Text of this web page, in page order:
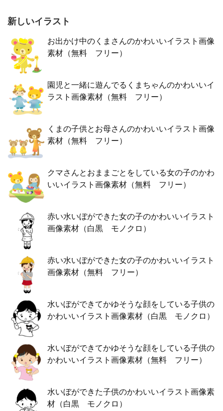
新しいイラスト
お出かけ中のくまさんのかわいいイラスト画像
素材（無料 フリー）
園児と一緒に遊んでるくまちゃんのかわいいイ
ラスト画像素材（無料 フリー）
くまの子供とお母さんのかわいいイラスト画像
素材（無料 フリー）
クマさんとおままごとをしている女の子のかわ
いいイラスト画像素材（無料 フリー）
赤い水いぼができた女の子のかわいいイラスト
画像素材（白黒 モノクロ）
赤い水いぼができた女の子のかわいいイラスト
画像素材（無料 フリー）
水いぼができてかゆそうな顔をしている子供の
かわいいイラスト画像素材（白黒 モノクロ）
水いぼができてかゆそうな顔をしている子供の
かわいいイラスト画像素材（無料 フリー）
水いぼができた子供のかわいいイラスト画像素
材（白黒 モノクロ）